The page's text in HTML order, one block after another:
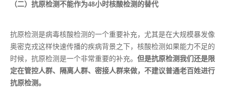
（二）抗原检测不能作为48小时核酸检测的替代
抗原检测是病毒核酸检测的一个重要补充，尤其是在大规模暴发像
奥密克戎这样快速传播的疾病背景之下，核酸检测如果能力不足的
时候，抗原检测是一个非常重要的补充。 但是抗原检测我们还是限
定在管控人群、隔离人群、密接人群来做，不建议普通老百姓进行
抗原检测。